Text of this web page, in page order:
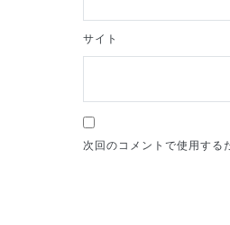
サイト
次回のコメントで使用する